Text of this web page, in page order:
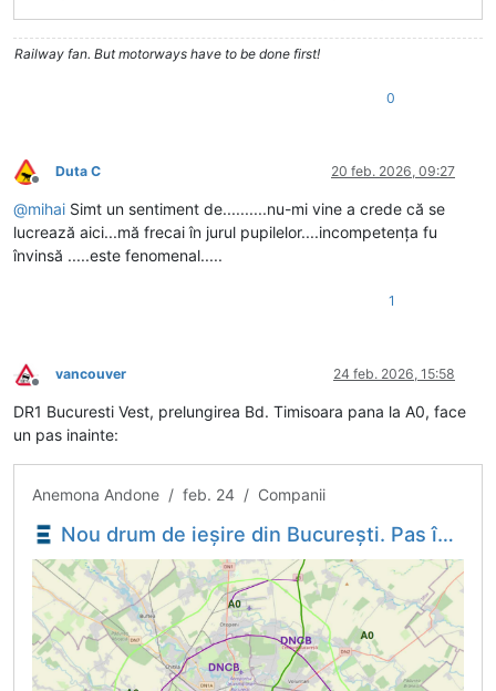
Railway fan. But motorways have to be done first!
0
Deconectat
Duta C 20 feb. 2026, 09:27
@mihai Simt un sentiment de..........nu-mi vine a crede că se
lucrează aici...mă frecai în jurul pupilelor....incompetența fu
învinsă .....este fenomenal.....
1
Deconectat
vancouver 24 feb. 2026, 15:58
DR1 Bucuresti Vest, prelungirea Bd. Timisoara pana la A0, face
un pas inainte:
Anemona Andone / feb. 24 / Companii
Nou drum de ieșire din București. Pas înainte pentru DR1 - Vest Expres - Economica.net